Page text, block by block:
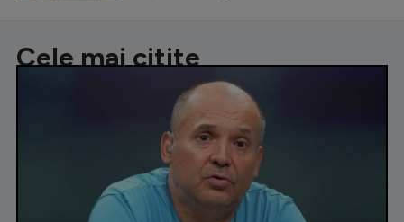
Cele mai citite